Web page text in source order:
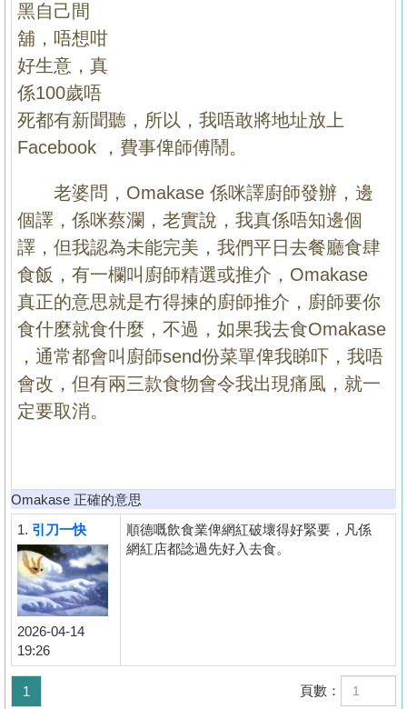
聞
數
據
公
手
冊
關
於
我
們
收
黑自己間
舖，唔想咁
好生意，真
係100歲唔
死都有新聞聽，所以，我唔敢將地址放上
Facebook ，費事俾師傅鬧。
老婆問，Omakase 係咪譯廚師發辦，邊
個譯，係咪蔡瀾，老實說，我真係唔知邊個
譯，但我認為未能完美，我們平日去餐廳食肆
食飯，有一欄叫廚師精選或推介，Omakase
真正的意思就是冇得揀的廚師推介，廚師要你
食什麼就食什麼，不過，如果我去食Omakase
，通常都會叫廚師send份菜單俾我睇吓，我唔
會改，但有兩三款食物會令我出現痛風，就一
定要取消。
Omakase 正確的意思
1. 引刀一快
2026-04-14
19:26
順德嘅飲食業俾網紅破壞得好緊要，凡係
網紅店都諗過先好入去食。
1 頁數：